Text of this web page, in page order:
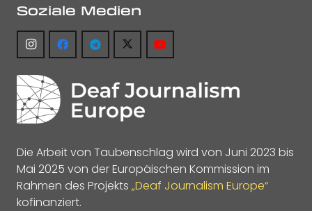
Soziale Medien
Die Arbeit von Taubenschlag wird von Juni 2023 bis
Mai 2025 von der Europäischen Kommission im
Rahmen des Projekts „Deaf Journalism Europe“
kofinanziert.